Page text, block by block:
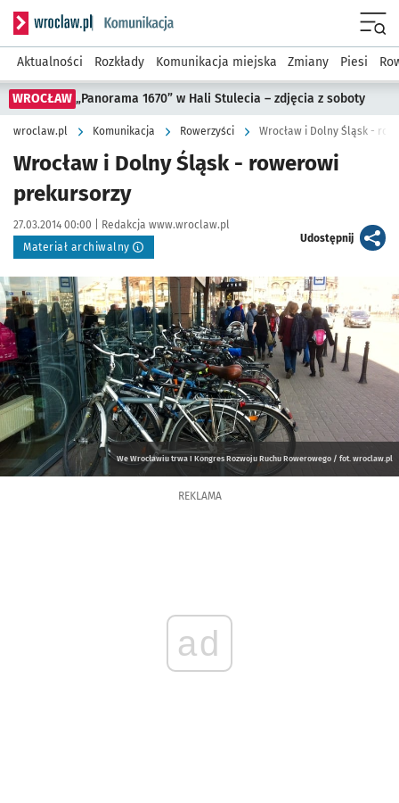
Serwis informacyjny wroclaw.pl podserwis: Komunikacja
Aktualności Rozkłady Komunikacja miejska Zmiany Piesi
WROCŁAW „Panorama 1670” w Hali Stulecia – zdjęcia z soboty
wroclaw.pl Komunikacja Rowerzyści Wrocław i Dolny Śląsk -
Wrocław i Dolny Śląsk - rowerowi
prekursorzy
Data publikacji:
27.03.2014 00:00 | Autor:
Redakcja www.wroclaw.pl
Materiał archiwalny
Udostępnijartykuł
Kliknij, aby powiększyć
We Wrocławiu trwa I Kongres Rozwoju Ruchu Rowerowego / fot. wroclaw.pl
REKLAMA
ad